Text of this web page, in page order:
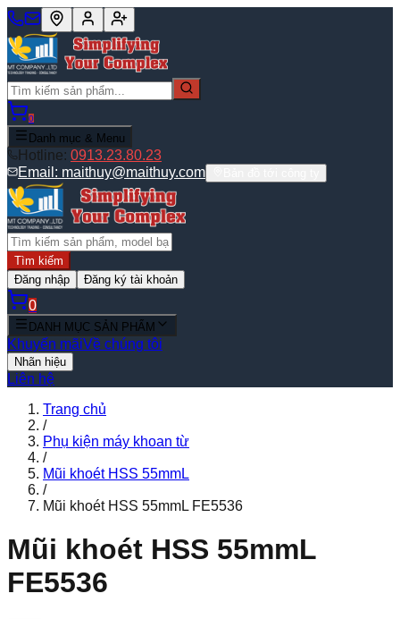
0
Danh mục & Menu
Hotline: 0913.23.80.23
Email: maithuy@maithuy.com
Tìm kiếm
Đăng nhập
Đăng ký tài khoản
0
DANH MỤC SẢN PHẨM
Khuyến mãiVề chúng tôi
Nhãn hiệu
Liên hệ
Trang chủ
/
Phụ kiện máy khoan từ
/
Mũi khoét HSS 55mmL
/
Mũi khoét HSS 55mmL FE5536
Mũi khoét HSS 55mmL
FE5536